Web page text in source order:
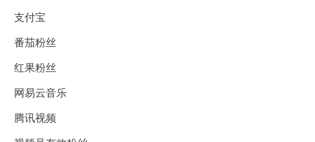
支付宝
番茄粉丝
红果粉丝
网易云音乐
腾讯视频